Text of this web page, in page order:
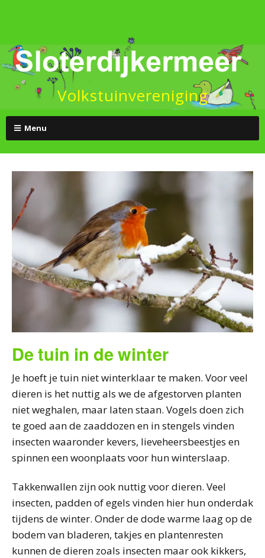
Volkstuinvereniging
Menu
De tuin in de winter
Je hoeft je tuin niet winterklaar te maken. Voor veel
dieren is het nuttig als we de afgestorven planten
niet weghalen, maar laten staan. Vogels doen zich
te goed aan de zaaddozen en in stengels vinden
insecten waaronder kevers, lieveheersbeestjes en
spinnen een woonplaats voor hun winterslaap.
Takkenwallen zijn ook nuttig voor dieren. Veel
insecten, padden of egels vinden hier hun onderdak
tijdens de winter. Onder de dode warme laag op de
bodem van bladeren, takjes en plantenresten
kunnen de dieren zoals insecten maar ook kikkers,